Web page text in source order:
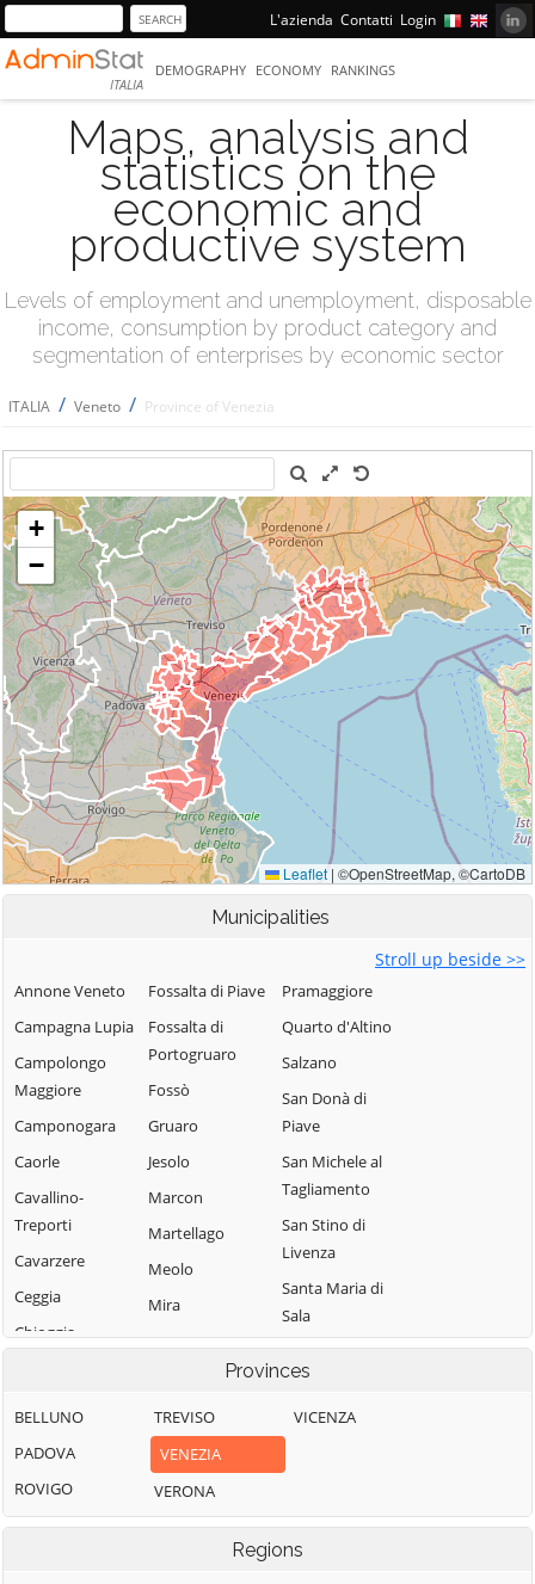
L'azienda Contatti Login
ITALIA
DEMOGRAPHY ECONOMY RANKINGS
Maps, analysis and
statistics on the
economic and
productive system
Levels of employment and unemployment, disposable
income, consumption by product category and
segmentation of enterprises by economic sector
ITALIA / Veneto / Province of Venezia
Municipalities
Stroll up beside >>
Annone Veneto
Campagna Lupia
Campolongo
Maggiore
Camponogara
Caorle
Cavallino-
Treporti
Cavarzere
Ceggia
Chioggia
Sagittaria
Dolo
Fossalta di Piave
Fossalta di
Portogruaro
Fossò
Gruaro
Jesolo
Marcon
Martellago
Meolo
Mira
Mirano
Musile di Piave
Noale
Noventa di Piave
Pianiga
Portogruaro
Pramaggiore
Quarto d'Altino
Salzano
San Donà di
Piave
San Michele al
Tagliamento
San Stino di
Livenza
Santa Maria di
Sala
Scorzè
Stra
Venezia
Provinces
BELLUNO
PADOVA
ROVIGO
TREVISO
VENEZIA
VERONA
VICENZA
Regions